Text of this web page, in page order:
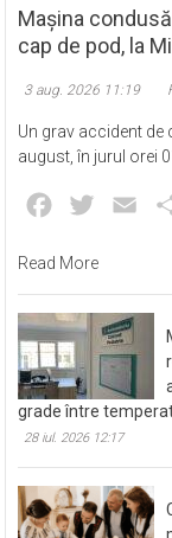
Mașina
cap de pod, la
3 aug. 2026 11:19
Un grav accident de
august, în jurul orei
Facebook
Twitter
Read More
grade între
28 iul. 2026 12:17